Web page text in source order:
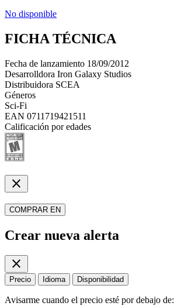
No disponible
FICHA TÉCNICA
Fecha de lanzamiento 18/09/2012
Desarrolldora Iron Galaxy Studios
Distribuidora SCEA
Géneros
Sci-Fi
EAN 0711719421511
Calificación por edades
close
COMPRAR EN
Crear nueva alerta
close
Precio Idioma Disponibilidad
Avisarme cuando el precio esté por debajo de: